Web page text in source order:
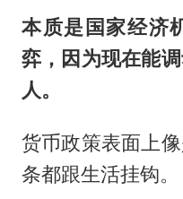
本质是国家经济
弈，因为现在能
人。
货币政策表面上
条都跟生活挂钩。